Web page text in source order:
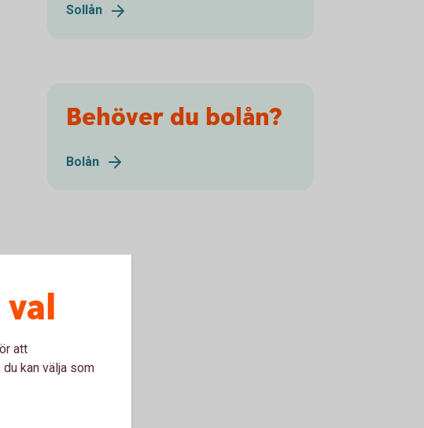
Sollån
Behöver du bolån?
Bolån
att
kan välja som